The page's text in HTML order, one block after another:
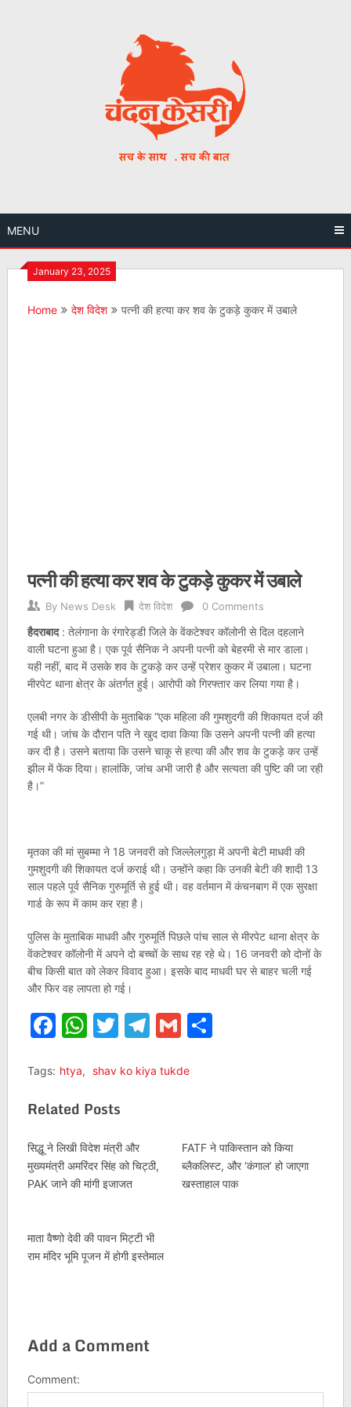
MENU
January 23, 2025
Home देश विदेश पत्नी की हत्या कर शव के टुकड़े कुकर में उबाले
पत्नी की हत्या कर शव के टुकड़े कुकर में उबाले
By News Desk देश विदेश 0 Comments
हैदराबाद: तेलंगाना के रंगारेड्डी जिले के वेंकटेश्वर कॉलोनी से दिल दहलाने
वाली घटना हुआ है। एक पूर्व सैनिक ने अपनी पत्नी को बेहरमी से मार डाला।
यही नहीं, बाद में उसके शव के टुकड़े कर उन्हें प्रेशर कुकर में उबाला। घटना
मीरपेट थाना क्षेत्र के अंतर्गत हुई। आरोपी को गिरफ्तार कर लिया गया है।
एलबी नगर के डीसीपी के मुताबिक “एक महिला की गुमशुदगी की शिकायत दर्ज की
गई थी। जांच के दौरान पति ने खुद दावा किया कि उसने अपनी पत्नी की हत्या
कर दी है। उसने बताया कि उसने चाकू से हत्या की और शव के टुकड़े कर उन्हें
झील में फेंक दिया। हालांकि, जांच अभी जारी है और सत्यता की पुष्टि की जा रही
है।”
मृतका की मां सुबम्मा ने 18 जनवरी को जिल्लेलगुड़ा में अपनी बेटी माधवी की
गुमशुदगी की शिकायत दर्ज कराई थी। उन्होंने कहा कि उनकी बेटी की शादी 13
साल पहले पूर्व सैनिक गुरुमूर्ति से हुई थी। वह वर्तमान में कंचनबाग में एक सुरक्षा
गार्ड के रूप में काम कर रहा है।
पुलिस के मुताबिक माधवी और गुरुमूर्ति पिछले पांच साल से मीरपेट थाना क्षेत्र के
वेंकटेश्वर कॉलोनी में अपने दो बच्चों के साथ रह रहे थे। 16 जनवरी को दोनों के
बीच किसी बात को लेकर विवाद हुआ। इसके बाद माधवी घर से बाहर चली गई
और फिर वह लापता हो गई।
Facebook
WhatsApp
Twitter
Telegram
GmailShare
Tags: htya, shav ko kiya tukde
Related Posts
सिद्धू ने लिखी विदेश मंत्री और
मुख्यमंत्री अमरिंदर सिंह को चिट्ठी,
PAK जाने की मांगी इजाजत
FATF ने पाकिस्तान को किया
ब्लैकलिस्ट, और ‘कंगाल’ हो जाएगा
खस्ताहाल पाक
माता वैष्णो देवी की पावन मिट्टी भी
राम मंदिर भूमि पूजन में होगी इस्तेमाल
Add a Comment
Comment: